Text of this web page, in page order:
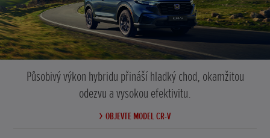
Působivý výkon hybridu přináší hladký chod, okamžitou
odezvu a vysokou efektivitu.
OBJEVTE MODEL CR-V